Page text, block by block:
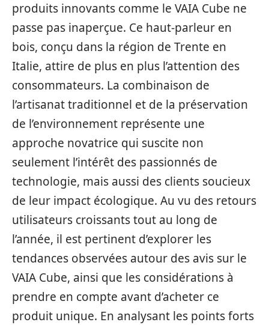
produits innovants comme le VAIA Cube ne
passe pas inaperçue. Ce haut-parleur en
bois, conçu dans la région de Trente en
Italie, attire de plus en plus l’attention des
consommateurs. La combinaison de
l’artisanat traditionnel et de la préservation
de l’environnement représente une
approche novatrice qui suscite non
seulement l’intérêt des passionnés de
technologie, mais aussi des clients soucieux
de leur impact écologique. Au vu des retours
utilisateurs croissants tout au long de
l’année, il est pertinent d’explorer les
tendances observées autour des avis sur le
VAIA Cube, ainsi que les considérations à
prendre en compte avant d’acheter ce
produit unique. En analysant les points forts